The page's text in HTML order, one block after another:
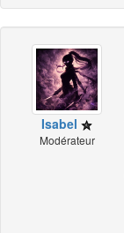
Isabel
Modérateur